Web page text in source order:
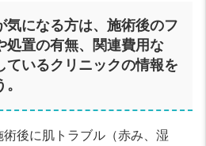
気になる方は、施術後のフ
処置の有無、関連費用な
ているクリニックの情報を
後に肌トラブル（赤み、湿